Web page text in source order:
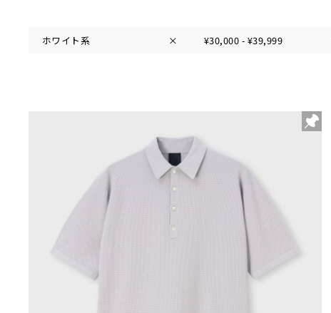
ホワイト系 × ¥30,000 - ¥39,999